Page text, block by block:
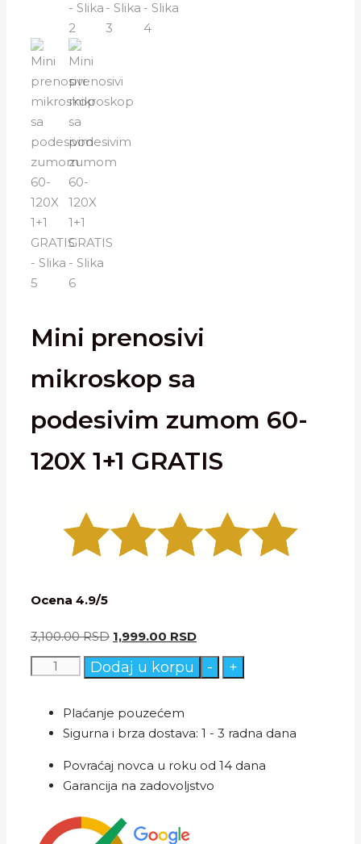
Mini prenosivi
mikroskop sa
podesivim zumom 60-
120X 1+1 GRATIS
Ocena 4.9/5
3,100.00RSD Originalna
cena
je
3,100.00 RSD.
1,999.00 RSDTrenutna
cena
je:-
Mini
mikroskop
zumom
60-
+
Dodaj u korpu
Plaćanje pouzećem
Sigurna i brza dostava: 1 - 3 radna dana
Povraćaj novca u roku od 14 dana
Garancija na zadovoljstvo